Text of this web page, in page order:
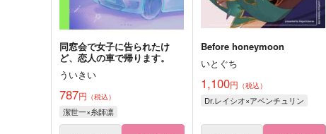
同窓会で女子に告られたけ
ど、恋人の車で帰ります。
ういきい
787円 （税込）
潔世一×糸師凛
Before honeymoon
いとぐち
1,100円 （税込）
Dr.レイシオ×アベンチュリン